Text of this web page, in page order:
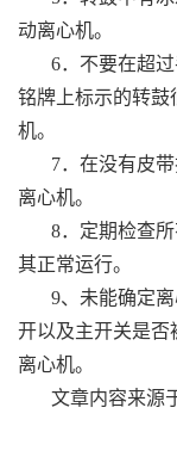
动离心机。
6．不要在超
铭牌上标示的转鼓
机。
7．在没有皮
离心机。
8．定期检查
其正常运行。
9、未能确定
开以及主开关是否
离心机。
文章内容来源